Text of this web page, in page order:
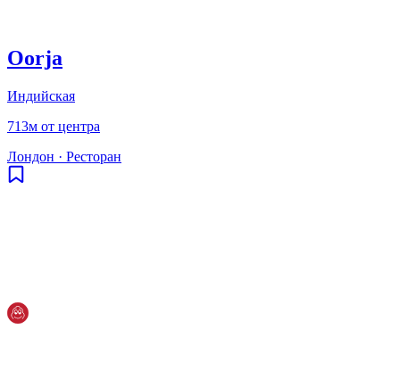
Oorja
Индийская
713м от центра
Лондон · Ресторан